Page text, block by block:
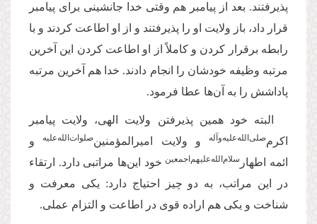
پذیرفتند. بعد از پیامبر هم وقتی خدا جانشینی برای پیامبر
قرار داد، باز ولایت او را پذیرفتند و از او اطاعت کردند و با
رابطه برقرار کردن و کاملاً از او اطاعت کردن این آخرین
مرتبه وظیفه خودشان را انجام دادند. خدا هم آخرین مرتبه
پاداشش را به آن‌ها عطا فرمود.
البته خود همین پذیرفتن ولایت الهی، ولایت پیامبر
اکرم‌صلی‌‌الله‌‌علیه‌‌و‌آله و ولایت امیرالمؤمنین‌صلوات‌‌الله‌‌عليه
و
ائمه اطهار سلام‌‌الله‌‌عليهم‌‌اجمعين خود این‌ها مراتبی دارد. ارتقاء
در این مراتب، به دو چیز احتیاج دارد: یکی معرفت و
شناخت و یکی هم اراده قوی در اطاعت و التزام عملی.